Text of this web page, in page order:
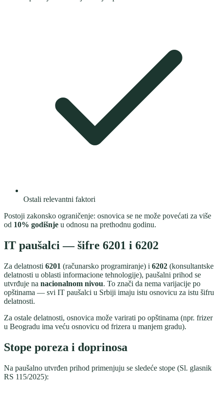
Ostali relevantni faktori
Postoji zakonsko ograničenje: osnovica se ne može povećati za više
od 10% godišnje u odnosu na prethodnu godinu.
IT paušalci — šifre 6201 i 6202
Za delatnosti 6201 (računarsko programiranje) i 6202 (konsultantske
delatnosti u oblasti informacione tehnologije), paušalni prihod se
utvrđuje na nacionalnom nivou. To znači da nema varijacije po
opštinama — svi IT paušalci u Srbiji imaju istu osnovicu za istu šifru
delatnosti.
Za ostale delatnosti, osnovica može varirati po opštinama (npr. frizer
u Beogradu ima veću osnovicu od frizera u manjem gradu).
Stope poreza i doprinosa
Na paušalno utvrđen prihod primenjuju se sledeće stope (Sl. glasnik
RS 115/2025):